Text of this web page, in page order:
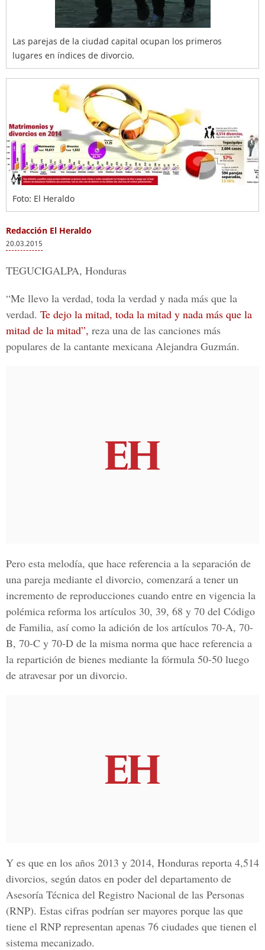
Las parejas de la ciudad capital ocupan los primeros
lugares en índices de divorcio.
Foto: El Heraldo
Redacción El Heraldo
20.03.2015
TEGUCIGALPA, Honduras
“Me llevo la verdad, toda la verdad y nada más que la
verdad. Te dejo la mitad, toda la mitad y nada más que la
mitad de la mitad”, reza una de las canciones más
populares de la cantante mexicana Alejandra Guzmán.
Pero esta melodía, que hace referencia a la separación de
una pareja mediante el divorcio, comenzará a tener un
incremento de reproducciones cuando entre en vigencia la
polémica reforma los artículos 30, 39, 68 y 70 del Código
de Familia, así como la adición de los artículos 70-A, 70-
B, 70-C y 70-D de la misma norma que hace referencia a
la repartición de bienes mediante la fórmula 50-50 luego
de atravesar por un divorcio.
Y es que en los años 2013 y 2014, Honduras reporta 4,514
divorcios, según datos en poder del departamento de
Asesoría Técnica del Registro Nacional de las Personas
(RNP). Estas cifras podrían ser mayores porque las que
tiene el RNP representan apenas 76 ciudades que tienen el
sistema mecanizado.